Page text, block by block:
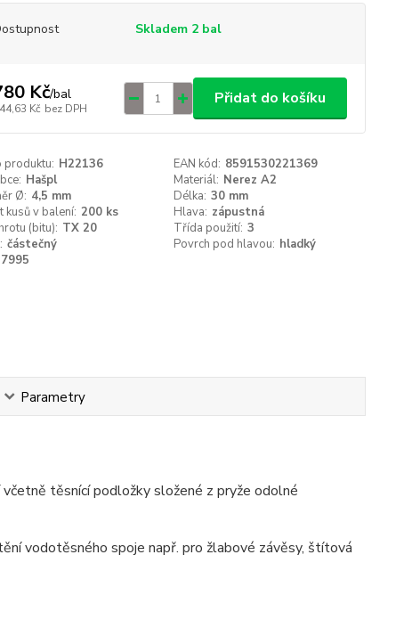
Skladem 2 bal
Kč/bal
Kč bez DPH
Přidat do košíku
produktu: H22136 EAN kód: 8591530221369
Hašpl Materiál: Nerez A2
Ø: 4,5 mm Délka: 30 mm
kusů v balení: 200 ks Hlava: zápustná
(bitu): TX 20 Třída použití: 3
částečný Povrch pod hlavou: hladký
7995
Parametry
těsnící podložky složené z pryže odolné
vodotěsného spoje např. pro žlabové závěsy, štítová